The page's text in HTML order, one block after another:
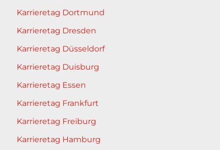
Karrieretag Dortmund
Karrieretag Dresden
Karrieretag Düsseldorf
Karrieretag Duisburg
Karrieretag Essen
Karrieretag Frankfurt
Karrieretag Freiburg
Karrieretag Hamburg